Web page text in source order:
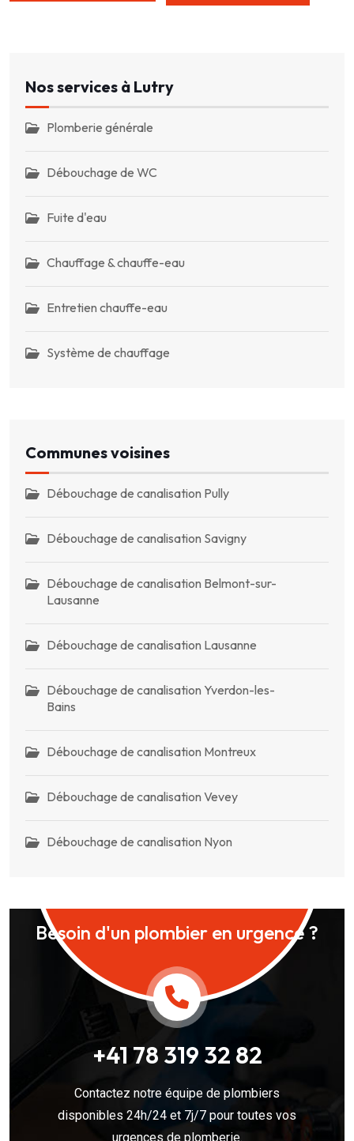
Nos services à Lutry
Plomberie générale
Débouchage de WC
Fuite d'eau
Chauffage & chauffe-eau
Entretien chauffe-eau
Système de chauffage
Communes voisines
Débouchage de canalisation Pully
Débouchage de canalisation Savigny
Débouchage de canalisation Belmont-sur-
Lausanne
Débouchage de canalisation Lausanne
Débouchage de canalisation Yverdon-les-
Bains
Débouchage de canalisation Montreux
Débouchage de canalisation Vevey
Débouchage de canalisation Nyon
Besoin d'un plombier en urgence ?
+41 78 319 32 82
Contactez notre équipe de plombiers
disponibles 24h/24 et 7j/7 pour toutes vos
urgences de plomberie.